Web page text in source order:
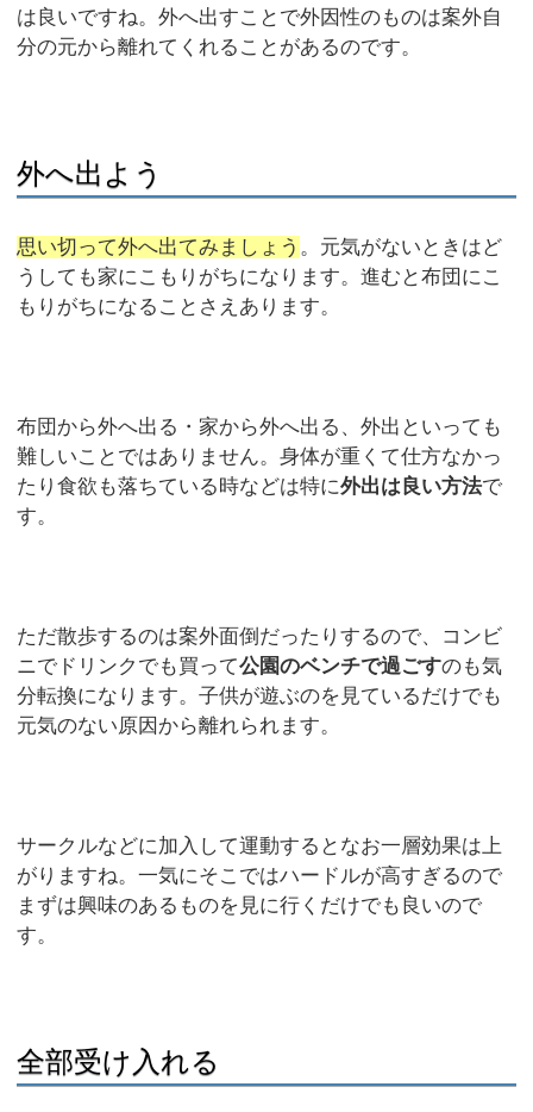
は良いですね。外へ出すことで外因性のものは案外自
分の元から離れてくれることがあるのです。
外へ出よう
思い切って外へ出てみましょう 。元気がないときはど
うしても家にこもりがちになります。進むと布団にこ
もりがちになることさえあります。
布団から外へ出る・家から外へ出る、外出といっても
難しいことではありません。身体が重くて仕方なかっ
たり食欲も落ちている時などは特に外出は良い方法で
す。
ただ散歩するのは案外面倒だったりするので、コンビ
ニでドリンクでも買って公園のベンチで過ごすのも気
分転換になります。子供が遊ぶのを見ているだけでも
元気のない原因から離れられます。
サークルなどに加入して運動するとなお一層効果は上
がりますね。一気にそこではハードルが高すぎるので
まずは興味のあるものを見に行くだけでも良いので
す。
全部受け入れる